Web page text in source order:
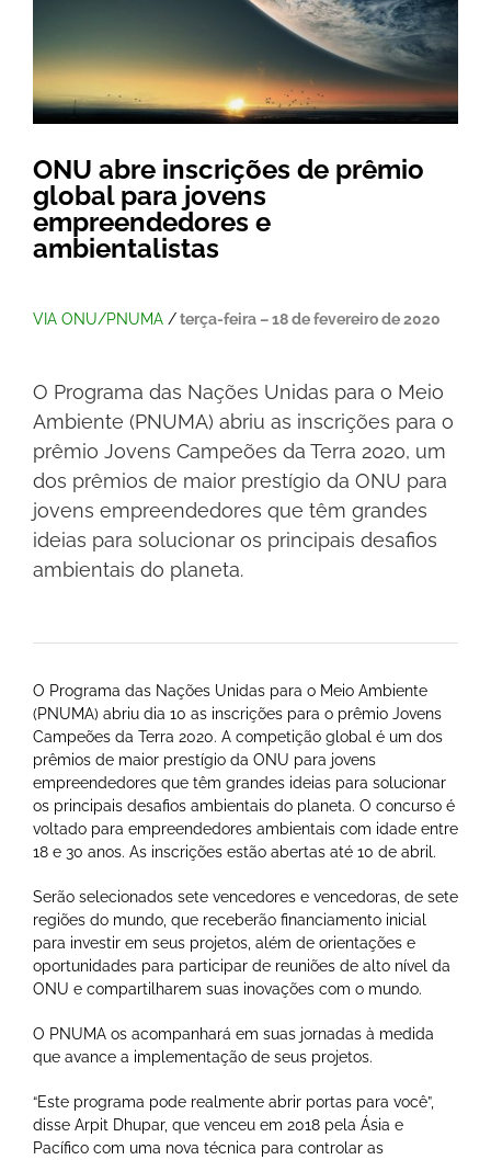
ONU abre inscrições de prêmio
global para jovens
empreendedores e
ambientalistas
VIA ONU/PNUMA /terça-feira – 18 de fevereiro de 2020
O Programa das Nações Unidas para o Meio
Ambiente (PNUMA) abriu as inscrições para o
prêmio Jovens Campeões da Terra 2020, um
dos prêmios de maior prestígio da ONU para
jovens empreendedores que têm grandes
ideias para solucionar os principais desafios
ambientais do planeta.
O Programa das Nações Unidas para o Meio Ambiente
(PNUMA) abriu dia 10 as inscrições para o prêmio Jovens
Campeões da Terra 2020. A competição global é um dos
prêmios de maior prestígio da ONU para jovens
empreendedores que têm grandes ideias para solucionar
os principais desafios ambientais do planeta. O concurso é
voltado para empreendedores ambientais com idade entre
18 e 30 anos. As inscrições estão abertas até 10 de abril.
Serão selecionados sete vencedores e vencedoras, de sete
regiões do mundo, que receberão financiamento inicial
para investir em seus projetos, além de orientações e
oportunidades para participar de reuniões de alto nível da
ONU e compartilharem suas inovações com o mundo.
O PNUMA os acompanhará em suas jornadas à medida
que avance a implementação de seus projetos.
“Este programa pode realmente abrir portas para você”,
disse Arpit Dhupar, que venceu em 2018 pela Ásia e
Pacífico com uma nova técnica para controlar as